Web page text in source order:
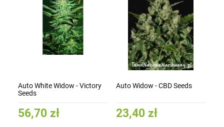
Auto White Widow - Victory
Seeds
56,70 zł
Auto Widow - CBD Seeds
23,40 zł